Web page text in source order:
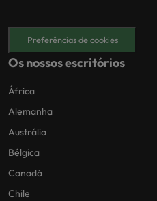
Preferências de cookies
Os nossos escritórios
África
Alemanha
Austrália
Bélgica
Canadá
Chile